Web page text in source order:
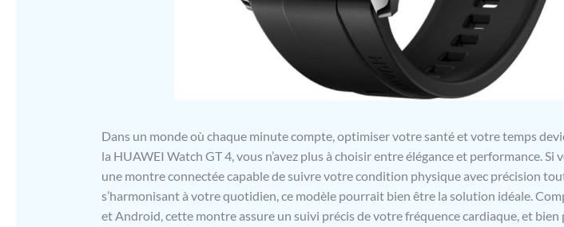
Dans un monde où chaque minute compte, optimiser votre santé et votre temps
la HUAWEI Watch GT 4, vous n’avez plus à choisir entre élégance et performance. Si
une montre connectée capable de suivre votre condition physique avec précision
s’harmonisant à votre quotidien, ce modèle pourrait bien être la solution idéale.
et Android, cette montre assure un suivi précis de votre fréquence cardiaque, et bien